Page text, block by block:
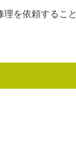
理を依頼するこ